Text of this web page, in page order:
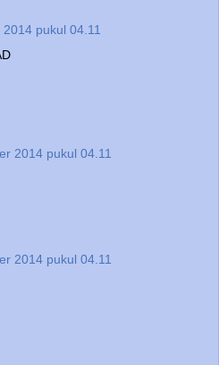
pukul 04.11
2014 pukul 04.11
2014 pukul 04.11